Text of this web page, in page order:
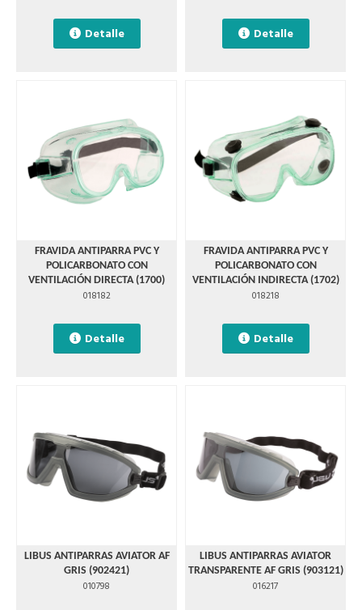
Detalle Detalle
FRAVIDA ANTIPARRA PVC Y
POLICARBONATO CON
VENTILACIÓN DIRECTA (1700)
018182
Detalle
FRAVIDA ANTIPARRA PVC Y
POLICARBONATO CON
VENTILACIÓN INDIRECTA (1702)
018218
Detalle
LIBUS ANTIPARRAS AVIATOR AF
GRIS (902421)
010798
LIBUS ANTIPARRAS AVIATOR
TRANSPARENTE AF GRIS (903121)
016217